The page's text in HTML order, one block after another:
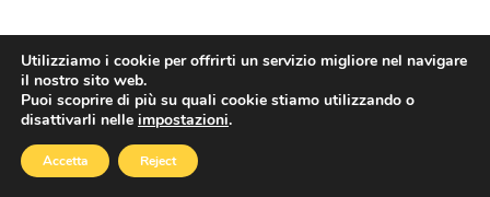
Utilizziamo i cookie per offrirti un servizio migliore nel navigare
il nostro sito web.
Puoi scoprire di più su quali cookie stiamo utilizzando o
disattivarli nelle impostazioni.
Accetta Reject